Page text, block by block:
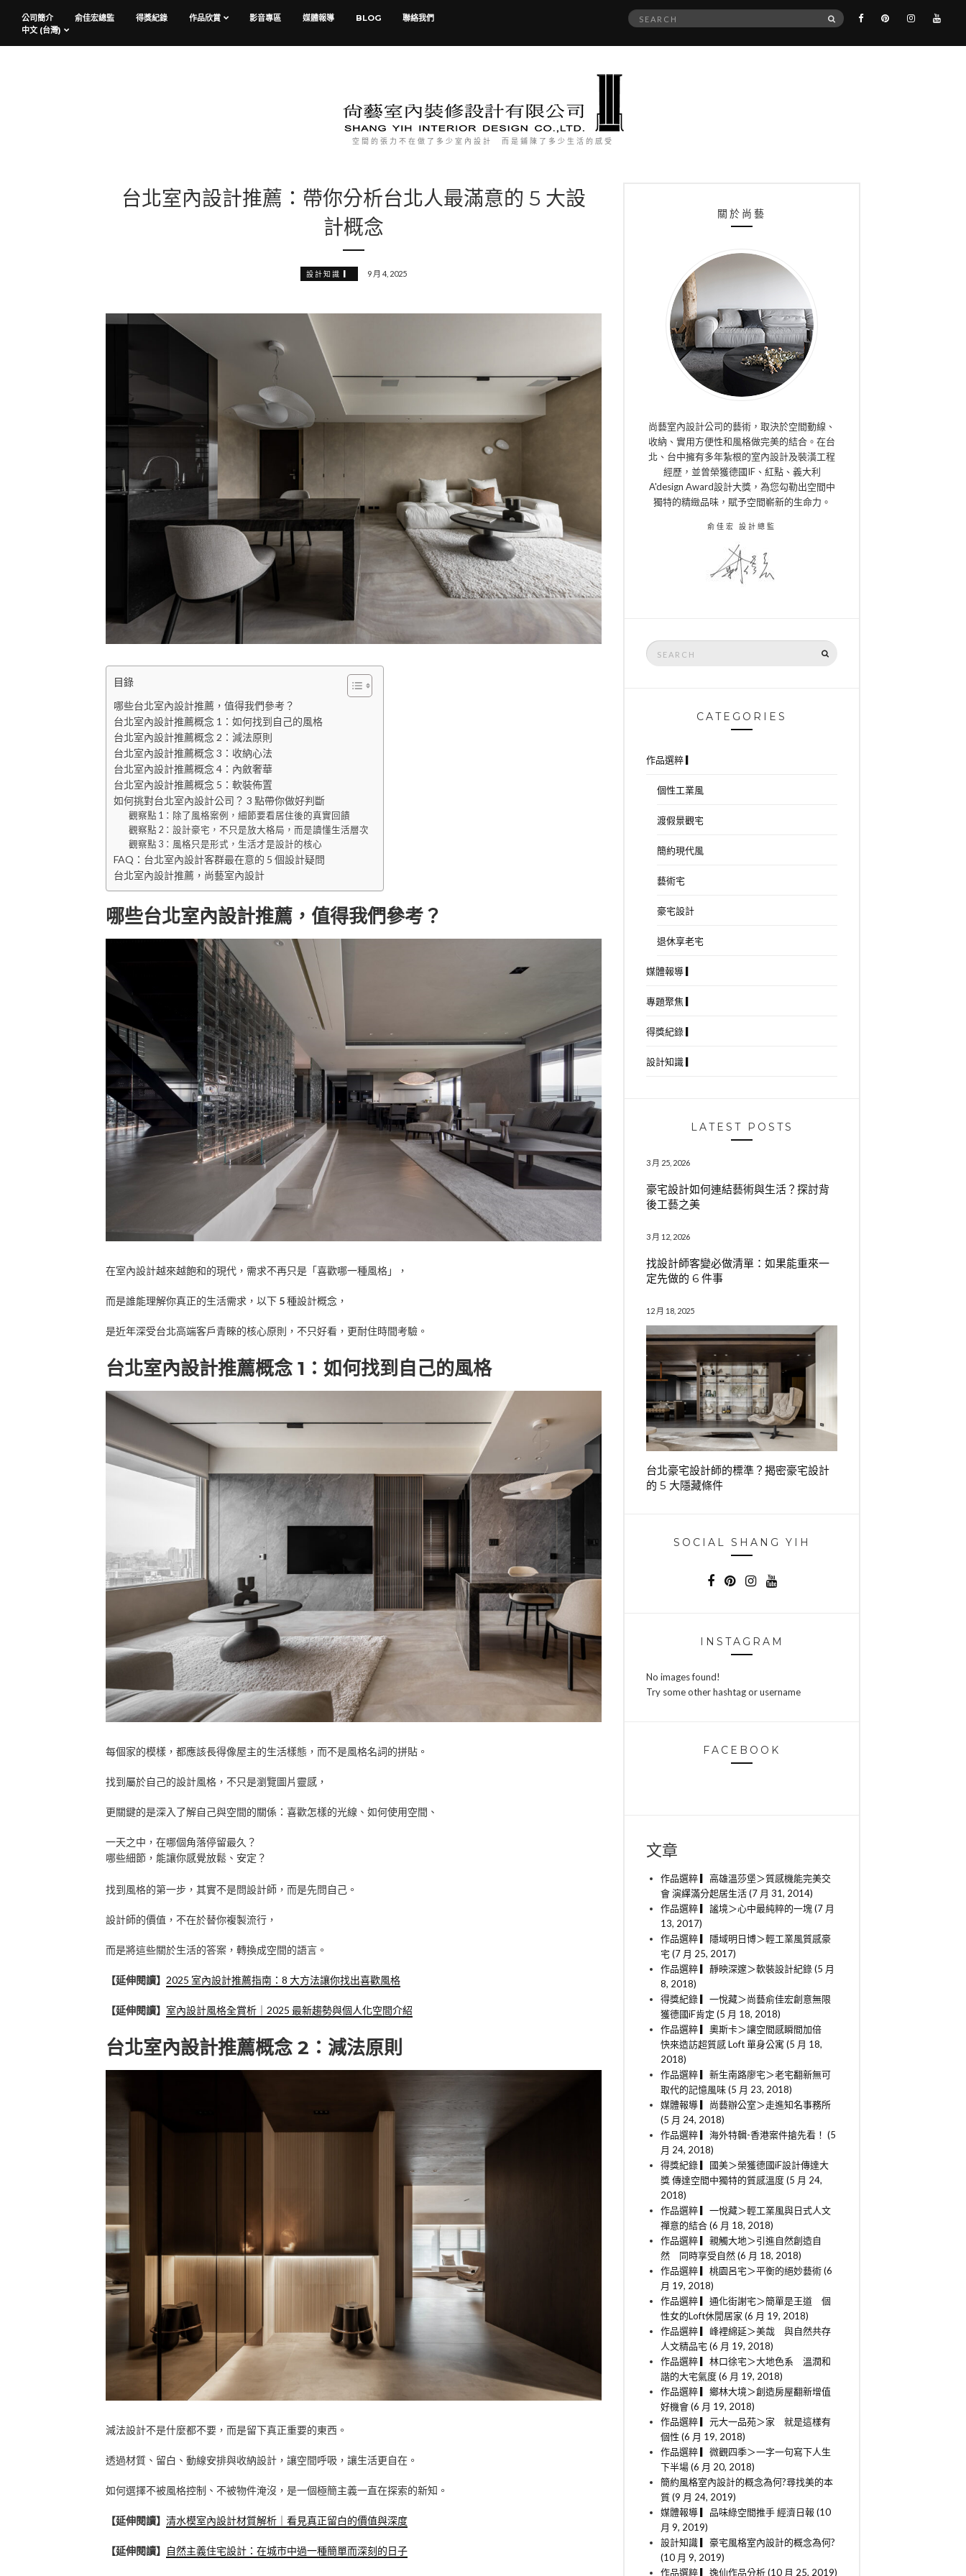
公司簡介 俞佳宏總監 得獎紀錄 作品欣賞 影音專區 媒體報導 BLOG
聯絡我們
中文 (台灣)
Search
SEARCH
空間的張力不在做了多少室內設計 而是鋪陳了多少生活的感受
台北室內設計推薦：帶你分析台北人最滿意的 5 大設
計概念
設計知識 ▎ 9 月 4, 2025
目錄
哪些台北室內設計推薦，值得我們參考？
台北室內設計推薦概念 1：如何找到自己的風格
台北室內設計推薦概念 2：減法原則
台北室內設計推薦概念 3：收納心法
台北室內設計推薦概念 4：內斂奢華
台北室內設計推薦概念 5：軟裝佈置
如何挑對台北室內設計公司？ 3 點帶你做好判斷
觀察點 1：除了風格案例，細節要看居住後的真實回饋
觀察點 2：設計豪宅，不只是放大格局，而是讀懂生活層次
觀察點 3：風格只是形式，生活才是設計的核心
FAQ：台北室內設計客群最在意的 5 個設計疑問
台北室內設計推薦，尚藝室內設計
哪些台北室內設計推薦，值得我們參考？
在室內設計越來越飽和的現代，需求不再只是「喜歡哪一種風格」，
而是誰能理解你真正的生活需求，以下 5種設計概念，
是近年深受台北高端客戶青睞的核心原則，不只好看，更耐住時間考驗。
台北室內設計推薦概念 1：如何找到自己的風格
每個家的模樣，都應該長得像屋主的生活樣態，而不是風格名詞的拼貼。
找到屬於自己的設計風格，不只是瀏覽圖片靈感，
更關鍵的是深入了解自己與空間的關係：喜歡怎樣的光線、如何使用空間、
一天之中，在哪個角落停留最久？
哪些細節，能讓你感覺放鬆、安定？
找到風格的第一步，其實不是問設計師，而是先問自己。
設計師的價值，不在於替你複製流行，
而是將這些關於生活的答案，轉換成空間的語言。
【延伸閱讀】 2025 室內設計推薦指南：8 大方法讓你找出喜歡風格
【延伸閱讀】 室內設計風格全賞析｜2025 最新趨勢與個人化空間介紹
台北室內設計推薦概念 2：減法原則
減法設計不是什麼都不要，而是留下真正重要的東西。
透過材質、留白、動線安排與收納設計，讓空間呼吸，讓生活更自在。
如何選擇不被風格控制、不被物件淹沒，是一個極簡主義一直在探索的新知。
【延伸閱讀】 清水模室內設計材質解析｜看見真正留白的價值與深度
【延伸閱讀】 自然主義住宅設計：在城市中過一種簡單而深刻的日子
關於尚藝
尚藝室內設計公司的藝術，取決於空間動線、
收納、實用方便性和風格做完美的結合。在台
北、台中擁有多年紮根的室內設計及裝潢工程
經歷，並曾榮獲德國IF、紅點、義大利
A'design Award設計大獎，為您勾勒出空間中
獨特的精緻品味，賦予空間嶄新的生命力。
俞佳宏 設計總監
Search
for:
CATEGORIES
作品選粹 ▎
個性工業風
渡假景觀宅
簡約現代風
藝術宅
豪宅設計
退休享老宅
媒體報導 ▎
專題聚焦 ▎
得獎紀錄 ▎
設計知識 ▎
LATEST POSTS
3 月 25, 2026
豪宅設計如何連結藝術與生活？探討背
後工藝之美
3 月 12, 2026
找設計師客變必做清單：如果能重來一
定先做的 6 件事
12 月 18, 2025
台北豪宅設計師的標準？揭密豪宅設計
的 5 大隱藏條件
SOCIAL SHANG YIH
INSTAGRAM
No images found!
Try some other hashtag or username
FACEBOOK
文章
作品選粹 ▎高雄溫莎堡＞質感機能完美交
會 演繹滿分起居生活 (7 月 31, 2014)
作品選粹 ▎謐境＞心中最純粹的一塊 (7 月
13, 2017)
作品選粹 ▎隱域明日博＞輕工業風質感豪
宅 (7 月 25, 2017)
作品選粹 ▎靜映深邃＞軟裝設計紀錄 (5 月
8, 2018)
得獎紀錄 ▎一悅藏＞尚藝俞佳宏創意無限
獲德國iF肯定 (5 月 18, 2018)
作品選粹 ▎奧斯卡＞讓空間感瞬間加倍
快來造訪超質感 Loft 單身公寓 (5 月 18,
2018)
作品選粹 ▎新生南路廖宅＞老宅翻新無可
取代的記憶風味 (5 月 23, 2018)
媒體報導 ▎尚藝辦公室＞走進知名事務所
(5 月 24, 2018)
作品選粹 ▎海外特輯-香港案件搶先看！ (5
月 24, 2018)
得獎紀錄 ▎國美＞榮獲德國iF設計傳達大
獎 傳達空間中獨特的質感溫度 (5 月 24,
2018)
作品選粹 ▎一悅藏＞輕工業風與日式人文
禪意的結合 (6 月 18, 2018)
作品選粹 ▎親觸大地＞引進自然創造自
然 同時享受自然 (6 月 18, 2018)
作品選粹 ▎桃園呂宅＞平衡的絕妙藝術 (6
月 19, 2018)
作品選粹 ▎通化街謝宅＞簡單是王道 個
性女的Loft休閒居家 (6 月 19, 2018)
作品選粹 ▎峰裡綿延＞美哉 與自然共存
人文精品宅 (6 月 19, 2018)
作品選粹 ▎林口徐宅＞大地色系 溫潤和
諧的大宅氣度 (6 月 19, 2018)
作品選粹 ▎鄉林大境＞創造房屋翻新增值
好機會 (6 月 19, 2018)
作品選粹 ▎元大一品苑＞家 就是這樣有
個性 (6 月 19, 2018)
作品選粹 ▎微觀四季＞一字一句寫下人生
下半場 (6 月 20, 2018)
簡約風格室內設計的概念為何?尋找美的本
質 (9 月 24, 2019)
媒體報導 ▎品味綠空間推手 經濟日報 (10
月 9, 2019)
設計知識 ▎豪宅風格室內設計的概念為何?
(10 月 9, 2019)
作品選粹 ▎逸仙作品分析 (10 月 25, 2019)